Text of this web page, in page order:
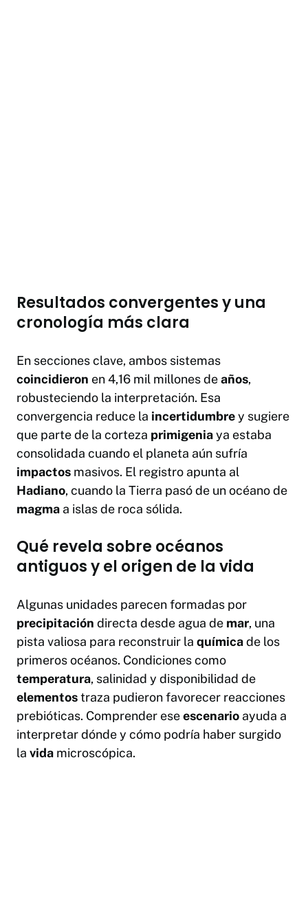
Resultados convergentes y una
cronología más clara
En secciones clave, ambos sistemas
coincidieron en 4,16 mil millones deaños,
robusteciendo la interpretación. Esa
convergencia reduce la incertidumbrey sugiere
que parte de la corteza primigeniaya estaba
consolidada cuando el planeta aún sufría
impactos masivos. El registro apunta al
Hadiano, cuando la Tierra pasó de un océano de
magma a islas de roca sólida.
Qué revela sobre océanos
antiguos y el origen de la vida
Algunas unidades parecen formadas por
precipitación directa desde agua de mar, una
pista valiosa para reconstruir la químicade los
primeros océanos. Condiciones como
temperatura, salinidad y disponibilidad de
elementostraza pudieron favorecer reacciones
prebióticas. Comprender eseescenario ayuda a
interpretar dónde y cómo podría haber surgido
la vida microscópica.